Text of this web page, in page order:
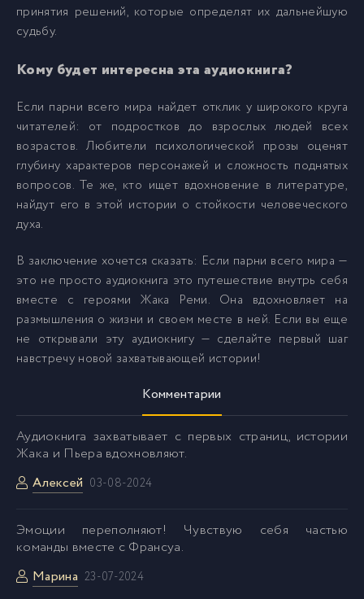
принятия решений, которые определят их дальнейшую
судьбу.
Кому будет интересна эта аудиокнига?
Если парни всего мира найдет отклик у широкого круга
читателей: от подростков до взрослых людей всех
возрастов. Любители психологической прозы оценят
глубину характеров персонажей и сложность поднятых
вопросов. Те же, кто ищет вдохновение в литературе,
найдут его в этой истории о стойкости человеческого
духа.
В заключение хочется сказать: Если парни всего мира —
это не просто аудиокнига это путешествие внутрь себя
вместе с героями Жака Реми. Она вдохновляет на
размышления о жизни и своем месте в ней. Если вы еще
не открывали эту аудиокнигу — сделайте первый шаг
навстречу новой захватывающей истории!
Комментарии
Аудиокнига захватывает с первых страниц, истории
Жака и Пьера вдохновляют.
Алексей 03-08-2024
Эмоции переполняют! Чувствую себя частью
команды вместе с Франсуа.
Марина 23-07-2024